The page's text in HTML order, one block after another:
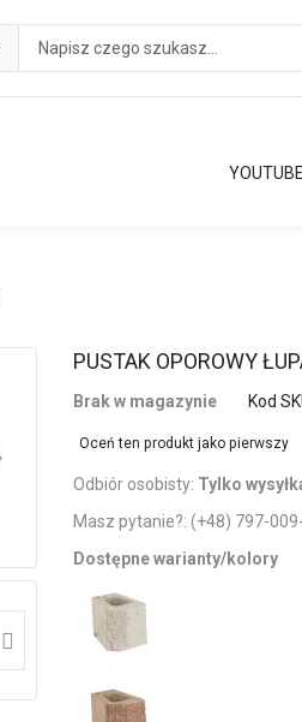
YOUTUBE
Przejdź
początek
PUSTAK OPOROWY
Brak w magazynie Kod
Oceń ten produkt jako pierwszy
Odbiór osobisty: Tylko
Masz pytanie?: (+48) 797-
Dostępne warianty/kolory